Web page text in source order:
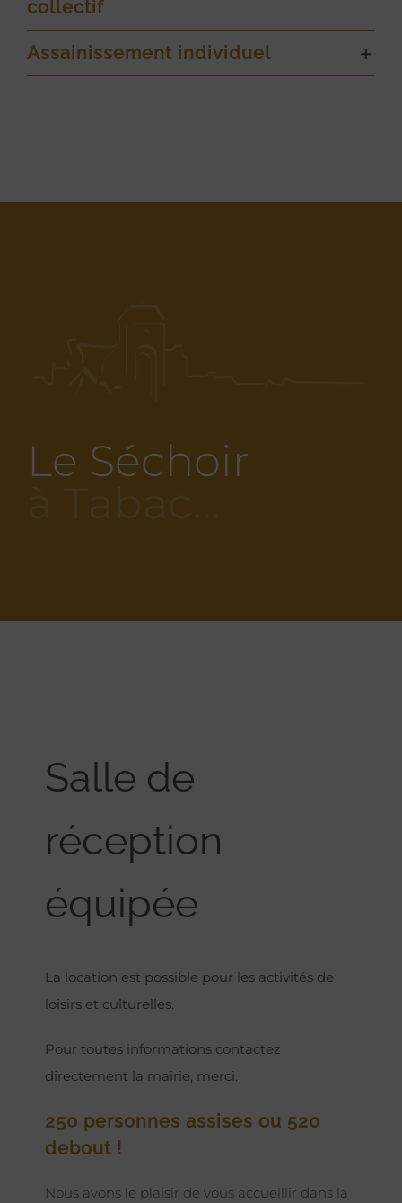
collectif
Assainissement individuel
Le Séchoir
Salle de
réception
équipée
La location est possible pour les activités de
loisirs et culturelles.
Pour toutes informations contactez
directement la mairie, merci.
250 personnes assises ou 520
debout !
Nous avons le plaisir de vous accueillir dans la